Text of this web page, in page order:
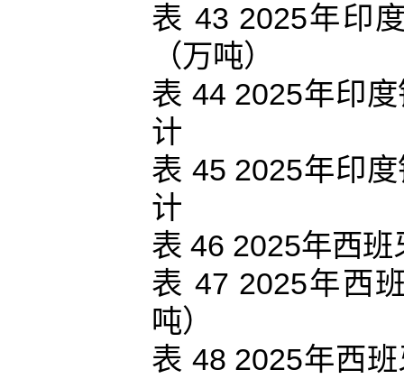
表 43 2025年印
（万吨）
表 44 2025年印
计
表 45 2025年印
计
表 46 2025年西
表 47 2025年西
吨）
表 48 2025年西